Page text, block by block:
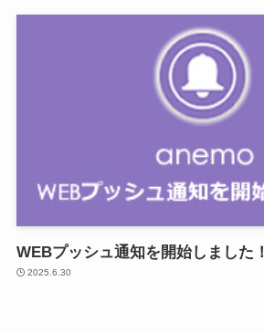
WEBプッシュ通知を開始しました！
2025.6.30